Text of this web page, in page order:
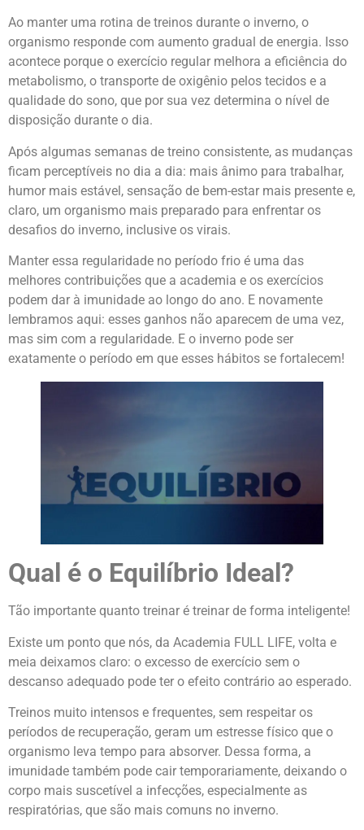
Ao manter uma rotina de treinos durante o inverno, o
organismo responde com aumento gradual de energia. Isso
acontece porque o exercício regular melhora a eficiência do
metabolismo, o transporte de oxigênio pelos tecidos e a
qualidade do sono, que por sua vez determina o nível de
disposição durante o dia.
Após algumas semanas de treino consistente, as mudanças
ficam perceptíveis no dia a dia: mais ânimo para trabalhar,
humor mais estável, sensação de bem-estar mais presente e,
claro, um organismo mais preparado para enfrentar os
desafios do inverno, inclusive os virais.
Manter essa regularidade no período frio é uma das
melhores contribuições que a academia e os exercícios
podem dar à imunidade ao longo do ano. E novamente
lembramos aqui: esses ganhos não aparecem de uma vez,
mas sim com a regularidade. E o inverno pode ser
exatamente o período em que esses hábitos se fortalecem!
Qual é o Equilíbrio Ideal?
Tão importante quanto treinar é treinar de forma inteligente!
Existe um ponto que nós, da Academia FULL LIFE, volta e
meia deixamos claro: o excesso de exercício sem o
descanso adequado pode ter o efeito contrário ao esperado.
Treinos muito intensos e frequentes, sem respeitar os
períodos de recuperação, geram um estresse físico que o
organismo leva tempo para absorver. Dessa forma, a
imunidade também pode cair temporariamente, deixando o
corpo mais suscetível a infecções, especialmente as
respiratórias, que são mais comuns no inverno.